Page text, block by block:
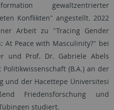
gewaltzentrierter
Konflikten" angestellt. 2022
Arbeit zu "Tracing Gender
At Peace with Masculinity?" bei
und Prof. Dr. Gabriele Abels
(B.A.) an der
und der Hacettepe Üniversitesi
Friedensforschung und
studiert.